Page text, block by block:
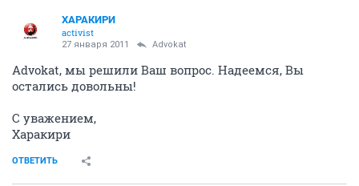
ХАРАКИРИ
activist
27 января 2011 Advokat
Advokat, мы решили Ваш вопрос. Надеемся, Вы
остались довольны!
С уважением,
Харакири
ОТВЕТИТЬ